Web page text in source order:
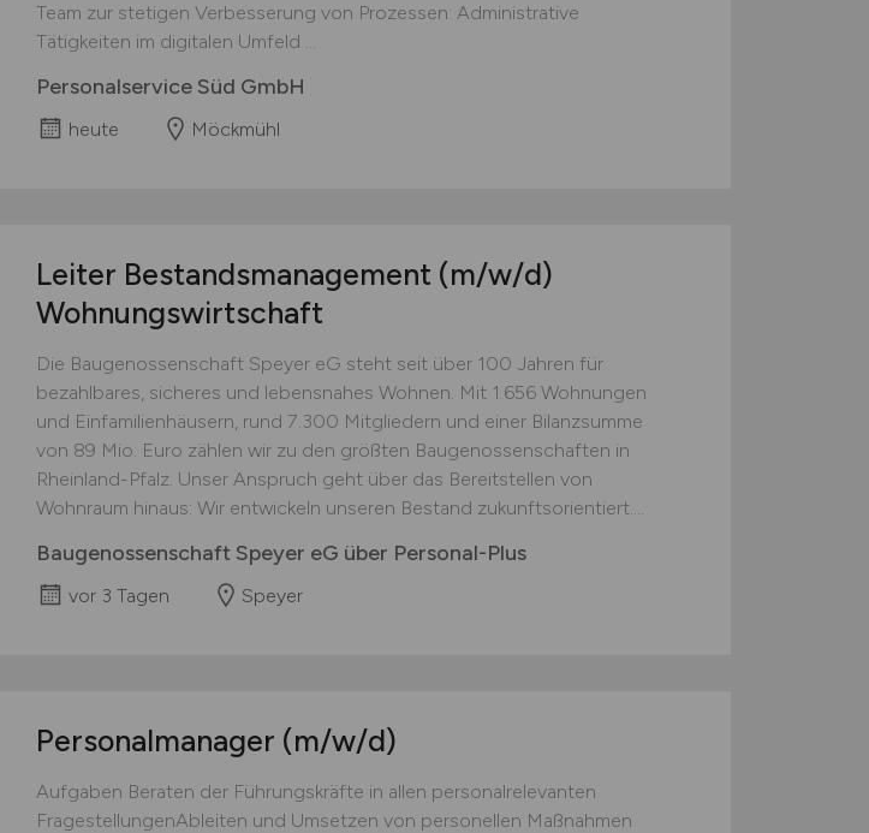
Team zur stetigen Verbesserung von Prozessen: Administrative
Tätigkeiten im digitalen Umfeld ...
Personalservice Süd GmbH
heute Möckmühl
Leiter Bestandsmanagement (m/w/d)
Wohnungswirtschaft
Die Baugenossenschaft Speyer eG steht seit über 100 Jahren für
bezahlbares, sicheres und lebensnahes Wohnen. Mit 1.656 Wohnungen
und Einfamilienhäusern, rund 7.300 Mitgliedern und einer Bilanzsumme
von 89 Mio. Euro zählen wir zu den größten Baugenossenschaften in
Rheinland-Pfalz. Unser Anspruch geht über das Bereitstellen von
Wohnraum hinaus: Wir entwickeln unseren Bestand zukunftsorientiert....
Baugenossenschaft Speyer eG über Personal-Plus
vor 3 Tagen Speyer
Personalmanager (m/w/d)
Aufgaben Beraten der Führungskräfte in allen personalrelevanten
FragestellungenAbleiten und Umsetzen von personellen Maßnahmen